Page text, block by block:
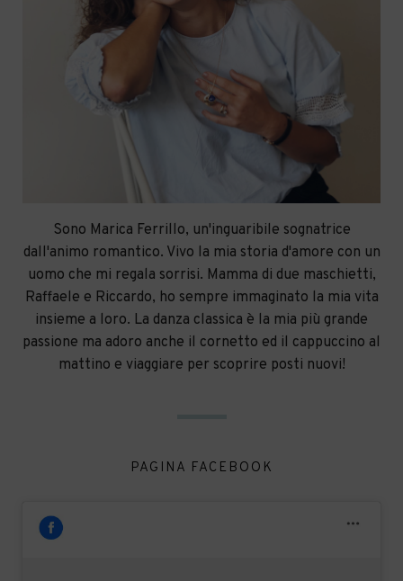
Sono Marica Ferrillo, un'inguaribile sognatrice
dall'animo romantico. Vivo la mia storia d'amore con un
uomo che mi regala sorrisi. Mamma di due maschietti,
Raffaele e Riccardo, ho sempre immaginato la mia vita
insieme a loro. La danza classica è la mia più grande
passione ma adoro anche il cornetto ed il cappuccino al
mattino e viaggiare per scoprire posti nuovi!
PAGINA FACEBOOK